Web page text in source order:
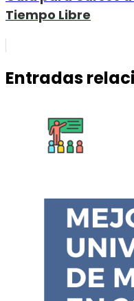
Tiempo Libre
Entradas